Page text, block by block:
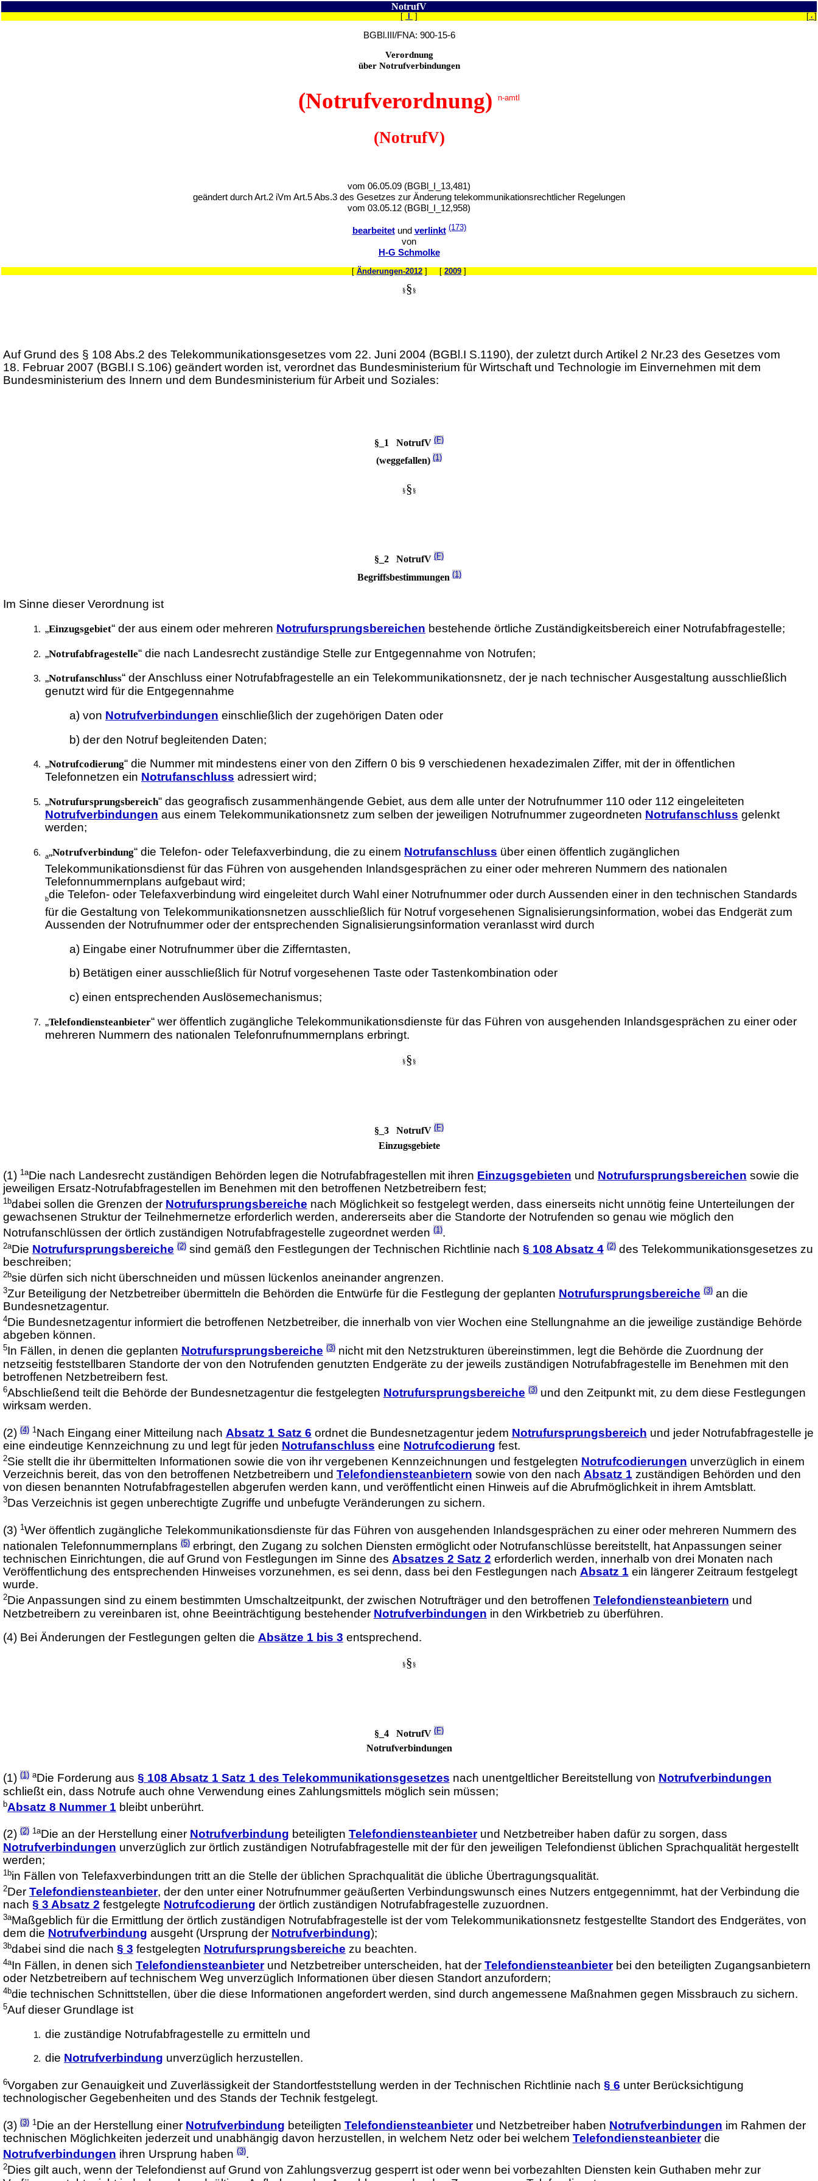
NotrufV
[ ] [ ‹ ]
BGBl.III/FNA: 900-15-6
Verordnung
über Notrufverbindungen
(Notrufverordnung) n-amtl
(NotrufV)
vom 06.05.09 (BGBl_I_13,481)
geändert durch Art.2 iVm Art.5 Abs.3 des Gesetzes zur Änderung telekommunikationsrechtlicher Regelungen
vom 03.05.12 (BGBl_I_12,958)
bearbeitetund verlinkt (173)
von
H-G Schmolke
[ Änderungen-2012 ] [ 2009 ]
§§ §
Auf Grund des § 108 Abs.2 des Telekommunikationsgesetzes vom 22. Juni 2004 (BGBl.I S.1190), der zuletzt durch Artikel 2 Nr.23 des Gesetzes vom
18. Februar 2007 (BGBl.I S.106) geändert worden ist, verordnet das Bundesministerium für Wirtschaft und Technologie im Einvernehmen mit dem
Bundesministerium des Innern und dem Bundesministerium für Arbeit und Soziales:
§_1 NotrufV (F)
(weggefallen) (1)
§§ §
§_2 NotrufV (F)
Begriffsbestimmungen(1)
Im Sinne dieser Verordnung ist
„Einzugsgebiet“ der aus einem oder mehreren Notrufursprungsbereichen bestehende örtliche Zuständigkeitsbereich einer Notrufabfragestelle;
„Notrufabfragestelle“ die nach Landesrecht zuständige Stelle zur Entgegennahme von Notrufen;
„Notrufanschluss“ der Anschluss einer Notrufabfragestelle an ein Telekommunikationsnetz, der je nach technischer Ausgestaltung ausschließlich
genutzt wird für die Entgegennahme
a) von Notrufverbindungen einschließlich der zugehörigen Daten oder
b) der den Notruf begleitenden Daten;
„Notrufcodierung“ die Nummer mit mindestens einer von den Ziffern 0 bis 9 verschiedenen hexadezimalen Ziffer, mit der in öffentlichen
Telefonnetzen ein Notrufanschluss adressiert wird;
„Notrufursprungsbereich“ das geografisch zusammenhängende Gebiet, aus dem alle unter der Notrufnummer 110 oder 112 eingeleiteten
Notrufverbindungen aus einem Telekommunikationsnetz zum selben der jeweiligen Notrufnummer zugeordneten Notrufanschluss gelenkt
werden;
a„Notrufverbindung“ die Telefon- oder Telefaxverbindung, die zu einem Notrufanschluss über einen öffentlich zugänglichen
Telekommunikationsdienst für das Führen von ausgehenden Inlandsgesprächen zu einer oder mehreren Nummern des nationalen
Telefonnummernplans aufgebaut wird;
bdie Telefon- oder Telefaxverbindung wird eingeleitet durch Wahl einer Notrufnummer oder durch Aussenden einer in den technischen Standards
für die Gestaltung von Telekommunikationsnetzen ausschließlich für Notruf vorgesehenen Signalisierungsinformation, wobei das Endgerät zum
Aussenden der Notrufnummer oder der entsprechenden Signalisierungsinformation veranlasst wird durch
a) Eingabe einer Notrufnummer über die Zifferntasten,
b) Betätigen einer ausschließlich für Notruf vorgesehenen Taste oder Tastenkombination oder
c) einen entsprechenden Auslösemechanismus;
„Telefondiensteanbieter“ wer öffentlich zugängliche Telekommunikationsdienste für das Führen von ausgehenden Inlandsgesprächen zu einer oder
mehreren Nummern des nationalen Telefonrufnummernplans erbringt.
§§ §
§_3 NotrufV (F)
Einzugsgebiete
(1) 1aDie nach Landesrecht zuständigen Behörden legen die Notrufabfragestellen mit ihren Einzugsgebieten und Notrufursprungsbereichen sowie die
jeweiligen Ersatz-Notrufabfragestellen im Benehmen mit den betroffenen Netzbetreibern fest;
1bdabei sollen die Grenzen der Notrufursprungsbereiche nach Möglichkeit so festgelegt werden, dass einerseits nicht unnötig feine Unterteilungen der
gewachsenen Struktur der Teilnehmernetze erforderlich werden, andererseits aber die Standorte der Notrufenden so genau wie möglich den
Notrufanschlüssen der örtlich zuständigen Notrufabfragestelle zugeordnet werden(1).
2aDie Notrufursprungsbereiche (2)sind gemäß den Festlegungen der Technischen Richtlinie nach § 108 Absatz 4 (2)des Telekommunikationsgesetzes zu
beschreiben;
2bsie dürfen sich nicht überschneiden und müssen lückenlos aneinander angrenzen.
3Zur Beteiligung der Netzbetreiber übermitteln die Behörden die Entwürfe für die Festlegung der geplanten Notrufursprungsbereiche (3)an die
Bundesnetzagentur.
4Die Bundesnetzagentur informiert die betroffenen Netzbetreiber, die innerhalb von vier Wochen eine Stellungnahme an die jeweilige zuständige Behörde
abgeben können.
5In Fällen, in denen die geplanten Notrufursprungsbereiche (3)nicht mit den Netzstrukturen übereinstimmen, legt die Behörde die Zuordnung der
netzseitig feststellbaren Standorte der von den Notrufenden genutzten Endgeräte zu der jeweils zuständigen Notrufabfragestelle im Benehmen mit den
betroffenen Netzbetreibern fest.
6Abschließend teilt die Behörde der Bundesnetzagentur die festgelegten Notrufursprungsbereiche (3)und den Zeitpunkt mit, zu dem diese Festlegungen
wirksam werden.
(2)(4) 1Nach Eingang einer Mitteilung nach Absatz 1 Satz 6 ordnet die Bundesnetzagentur jedem Notrufursprungsbereich und jeder Notrufabfragestelle je
eine eindeutige Kennzeichnung zu und legt für jeden Notrufanschluss eine Notrufcodierung fest.
2Sie stellt die ihr übermittelten Informationen sowie die von ihr vergebenen Kennzeichnungen und festgelegten Notrufcodierungen unverzüglich in einem
Verzeichnis bereit, das von den betroffenen Netzbetreibern und Telefondiensteanbietern sowie von den nach Absatz 1 zuständigen Behörden und den
von diesen benannten Notrufabfragestellen abgerufen werden kann, und veröffentlicht einen Hinweis auf die Abrufmöglichkeit in ihrem Amtsblatt.
3Das Verzeichnis ist gegen unberechtigte Zugriffe und unbefugte Veränderungen zu sichern.
(3) 1Wer öffentlich zugängliche Telekommunikationsdienste für das Führen von ausgehenden Inlandsgesprächen zu einer oder mehreren Nummern des
nationalen Telefonnummernplans(5)erbringt, den Zugang zu solchen Diensten ermöglicht oder Notrufanschlüsse bereitstellt, hat Anpassungen seiner
technischen Einrichtungen, die auf Grund von Festlegungen im Sinne des Absatzes 2 Satz 2 erforderlich werden, innerhalb von drei Monaten nach
Veröffentlichung des entsprechenden Hinweises vorzunehmen, es sei denn, dass bei den Festlegungen nach Absatz 1 ein längerer Zeitraum festgelegt
wurde.
2Die Anpassungen sind zu einem bestimmten Umschaltzeitpunkt, der zwischen Notrufträger und den betroffenen Telefondiensteanbietern und
Netzbetreibern zu vereinbaren ist, ohne Beeinträchtigung bestehender Notrufverbindungen in den Wirkbetrieb zu überführen.
(4) Bei Änderungen der Festlegungen gelten die Absätze 1 bis 3 entsprechend.
§§ §
§_4 NotrufV (F)
Notrufverbindungen
(1)(1) aDie Forderung aus § 108 Absatz 1 Satz 1 des Telekommunikationsgesetzes nach unentgeltlicher Bereitstellung von Notrufverbindungen
schließt ein, dass Notrufe auch ohne Verwendung eines Zahlungsmittels möglich sein müssen;
bAbsatz 8 Nummer 1 bleibt unberührt.
(2)(2) 1aDie an der Herstellung einer Notrufverbindung beteiligten Telefondiensteanbieterund Netzbetreiber haben dafür zu sorgen, dass
Notrufverbindungen unverzüglich zur örtlich zuständigen Notrufabfragestelle mit der für den jeweiligen Telefondienst üblichen Sprachqualität hergestellt
werden;
1bin Fällen von Telefaxverbindungen tritt an die Stelle der üblichen Sprachqualität die übliche Übertragungsqualität.
2Der Telefondiensteanbieter, der den unter einer Notrufnummer geäußerten Verbindungswunsch eines Nutzers entgegennimmt, hat der Verbindung die
nach § 3 Absatz 2 festgelegte Notrufcodierung der örtlich zuständigen Notrufabfragestelle zuzuordnen.
3aMaßgeblich für die Ermittlung der örtlich zuständigen Notrufabfragestelle ist der vom Telekommunikationsnetz festgestellte Standort des Endgerätes, von
dem die Notrufverbindung ausgeht (Ursprung der Notrufverbindung);
3bdabei sind die nach § 3 festgelegten Notrufursprungsbereiche zu beachten.
4aIn Fällen, in denen sich Telefondiensteanbieterund Netzbetreiber unterscheiden, hat der Telefondiensteanbieterbei den beteiligten Zugangsanbietern
oder Netzbetreibern auf technischem Weg unverzüglich Informationen über diesen Standort anzufordern;
4bdie technischen Schnittstellen, über die diese Informationen angefordert werden, sind durch angemessene Maßnahmen gegen Missbrauch zu sichern.
5Auf dieser Grundlage ist
die zuständige Notrufabfragestelle zu ermitteln und
die Notrufverbindung unverzüglich herzustellen.
6Vorgaben zur Genauigkeit und Zuverlässigkeit der Standortfeststellung werden in der Technischen Richtlinie nach § 6 unter Berücksichtigung
technologischer Gegebenheiten und des Stands der Technik festgelegt.
(3)(3) 1Die an der Herstellung einer Notrufverbindung beteiligten Telefondiensteanbieterund Netzbetreiber haben Notrufverbindungen im Rahmen der
technischen Möglichkeiten jederzeit und unabhängig davon herzustellen, in welchem Netz oder bei welchem Telefondiensteanbieterdie
Notrufverbindungen ihren Ursprung haben(3).
2Dies gilt auch, wenn der Telefondienst auf Grund von Zahlungsverzug gesperrt ist oder wenn bei vorbezahlten Diensten kein Guthaben mehr zur